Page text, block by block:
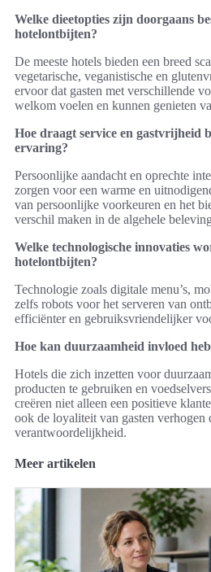
Welke dieetopties zijn doorgaans
hotelontbijten?
De meeste hotels bieden een breed
vegetarische, veganistische en
ervoor dat gasten met verschillende
welkom voelen en kunnen genieten
Hoe draagt service en gastvrijheid
ervaring?
Persoonlijke aandacht en oprechte
zorgen voor een warme en
van persoonlijke voorkeuren en het
verschil maken in de algehele
Welke technologische innovaties
hotelontbijten?
Technologie zoals digitale menu’s,
zelfs robots voor het serveren van
efficiënter en gebruiksvriendelijker
Hoe kan duurzaamheid invloed
Hotels die zich inzetten voor
producten te gebruiken en
creëren niet alleen een positieve
ook de loyaliteit van gasten verhogen
verantwoordelijkheid.
Meer artikelen